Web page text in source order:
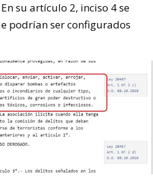
su artículo 2, inciso 4 se
podrían ser configurados